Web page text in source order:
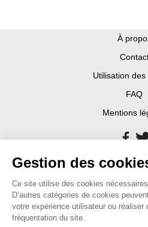
À
Utilisation
FAQ
Mentions
Gestion des
Ce site utilise des cookies
D’autres catégories de cookies
votre expérience utilisateur ou réaliser
fréquentation du site.